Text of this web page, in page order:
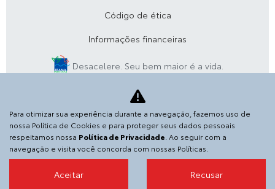
Código de ética
Informações financeiras
Desacelere. Seu bem maior é a vida.
SGA VEICULOS E PECAS S.A.
36.152.916/0001-04
Avenida Antônio Abreu, 1700, lado par - Virgem Santa, -
27948-890
Para otimizar sua experiência durante a navegação, fazemos uso de
nossa Política de Cookies e para proteger seus dados pessoais
respeitamos nossa Política de Privacidade . Ao seguir com a
navegação e visita você concorda com nossas Políticas.
Aceitar Recusar